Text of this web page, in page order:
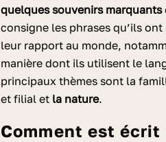
quelques souvenirs marquants
consigne les phrases qu’ils
leur rapport au monde,
manière dont ils utilisent le
principaux thèmes sont la
et filial et la nature.
Comment est écrit